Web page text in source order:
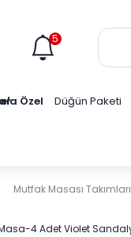
5
Özel Düğün Paketi
Mutfak Masası Takımları